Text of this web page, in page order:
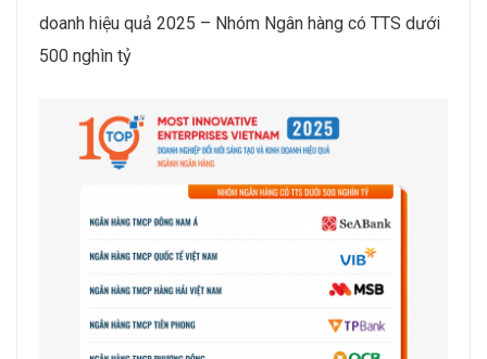
doanh hiệu quả 2025 – Nhóm Ngân hàng có TTS dưới
500 nghìn tỷ